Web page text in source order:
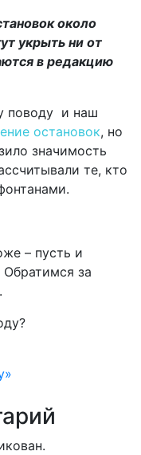
около
укрыть ни от
в редакцию
поводу и наш
остановок, но
значимость
те, кто
– пусть и
за